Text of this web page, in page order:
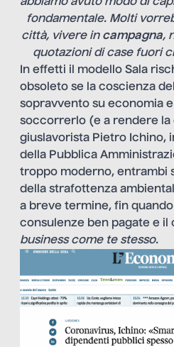
fondamentale. Molti
città, vivere in campagna,
quotazioni di case fuori
In effetti il modello Sala
obsoleto se la coscienza
sopravvento su economia e
soccorrerlo (e a rendere la
giuslavorista Pietro Ichino,
della Pubblica
troppo moderno, entrambi
della strafottenza
a breve termine, fin
consulenze ben pagate e il
business come te stesso.